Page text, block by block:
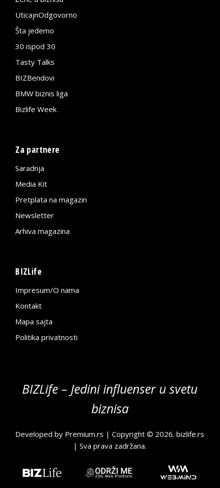
UticajnOdgovorno
Šta jedemo
30 ispod 30
Tasty Talks
BIZBendovi
BMW biznis liga
Bizlife Week
Za partnere
Saradnja
Media Kit
Pretplata na magazin
Newsletter
Arhiva magazina
BIZLife
Impresum/O nama
Kontakt
Mapa sajta
Politika privatnosti
BIZLife – Jedini influenser u svetu
biznisa
Developed by Premium.rs | Copyright © 2026.bizlife.rs
| Sva prava zadržana.